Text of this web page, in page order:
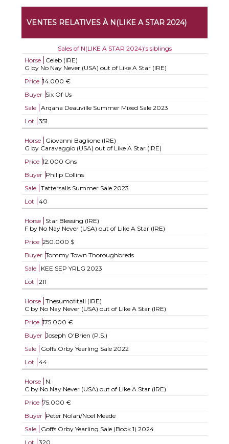
VENTES RELATIVES À N(LIKE A STAR 2024)
Sales of N(LIKE A STAR 2024)'s siblings
Horse
Celeb (IRE)
G by No Nay Never (USA) out of Like A Star (IRE)
Price 14.000 €
Buyer Six Of Us
Sale
Arqana Deauville Summer Mixed Sale 2023
Lot
351
Horse
Giovanni Baglione (IRE)
G by Caravaggio (USA) out of Like A Star (IRE)
Price 12.000 Gns
Buyer Philip Collins
Sale
Tattersalls Summer Sale 2023
Lot
40
Horse
Star Blessing (IRE)
F by No Nay Never (USA) out of Like A Star (IRE)
Price 250.000 $
Buyer Tommy Town Thoroughbreds
Sale
KEE SEP YRLG 2023
Lot
211
Horse
Thesumofitall (IRE)
C by No Nay Never (USA) out of Like A Star (IRE)
Price 175.000 €
Buyer Joseph O'Brien (P.S.)
Sale
Goffs Orby Yearling Sale 2022
Lot
44
Horse
N.
C by No Nay Never (USA) out of Like A Star (IRE)
Price 75.000 €
Buyer Peter Nolan/Noel Meade
Sale
Goffs Orby Yearling Sale (Book 1) 2024
Lot
320